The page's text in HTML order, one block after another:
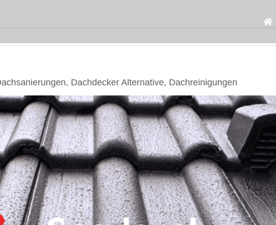
Dachdecker Alternative, Dachreinigungen